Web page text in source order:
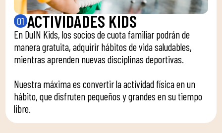
01 ACTIVIDADES KIDS
En DuIN Kids, los socios de cuota familiar podrán de
manera gratuita, adquirir hábitos de vida saludables,
mientras aprenden nuevas disciplinas deportivas.
Nuestra máxima es convertir la actividad física en un
hábito, que disfruten pequeños y grandes en su tiempo
libre.